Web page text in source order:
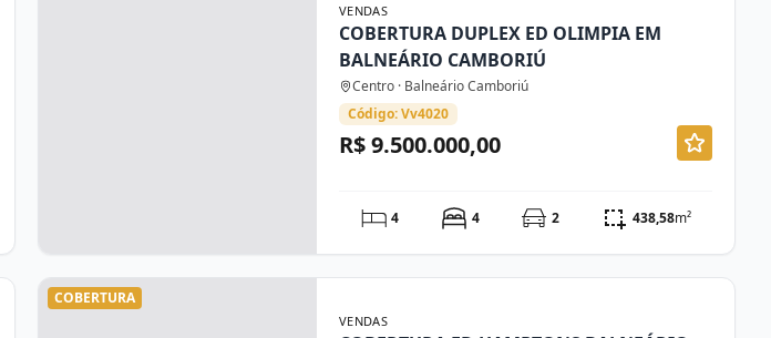
VENDAS
COBERTURA DUPLEX ED OLIMPIA EM
BALNEÁRIO CAMBORIÚ
Centro · Balneário Camboriú
Código: Vv4020
R$ 9.500.000,00
4 4 2 438,58m²
COBERTURA
VENDAS